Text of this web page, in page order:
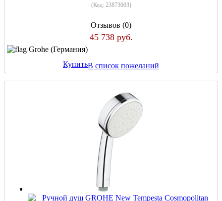
(Код: 23873003)
Отзывов (0)
45 738 руб.
Grohe (Германия)
КупитьВ список пожеланий